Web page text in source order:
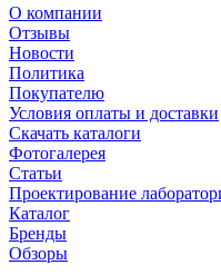
О компании
Отзывы
Новости
Политика
Покупателю
Условия оплаты и доставки
Скачать каталоги
Фотогалерея
Статьи
Проектирование
Каталог
Бренды
Обзоры